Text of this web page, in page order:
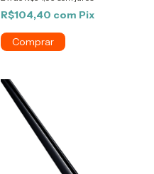
R$104,40 com Pix